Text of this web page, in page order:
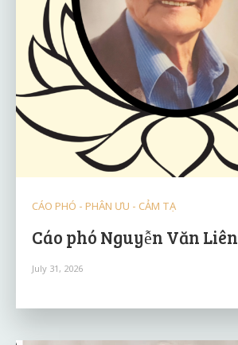
CÁO PHÓ - PHÂN ƯU - CẢM TẠ
Cáo phó Nguyễn Văn Liên
July 31, 2026